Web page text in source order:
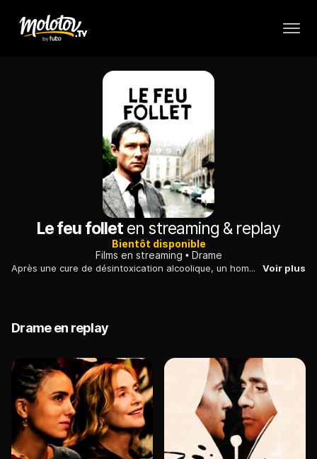
Le feu folleten streaming & replay
Bientôt disponible
Films en streaming
Drame
Après une cure de désintoxication alcoolique, un homme fait le point sur sa vie et décide d'y mettre un terme, très exactement le 23 juillet. Voir plus
Drame en replay